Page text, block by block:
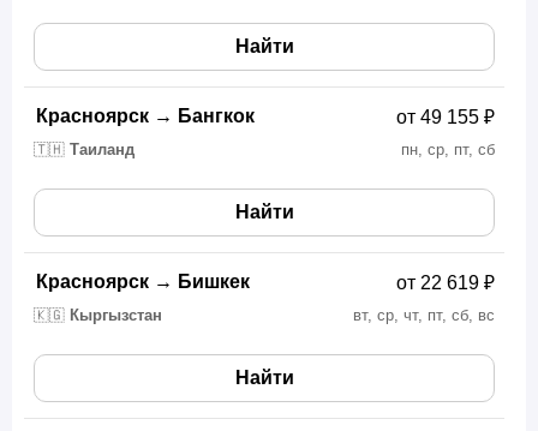
Найти
Красноярск → Бангкок
🇹🇭 Таиланд пн, ср, пт, сб
от 49 155 ₽
Найти
Красноярск → Бишкек
🇰🇬 Кыргызстан вт, ср, чт, пт, сб, вс
от 22 619 ₽
Найти